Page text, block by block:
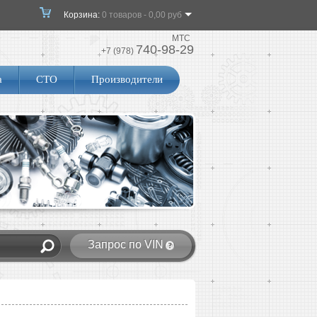
Корзина: 0 товаров - 0,00 руб
МТС
+7 (978) 740-98-29
СТО Производители
Запрос по VIN